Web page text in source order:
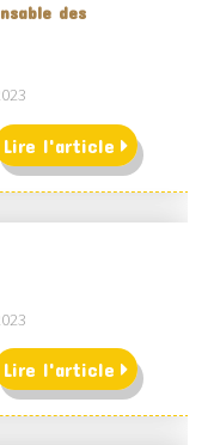
des
Lire l'article
Lire l'article